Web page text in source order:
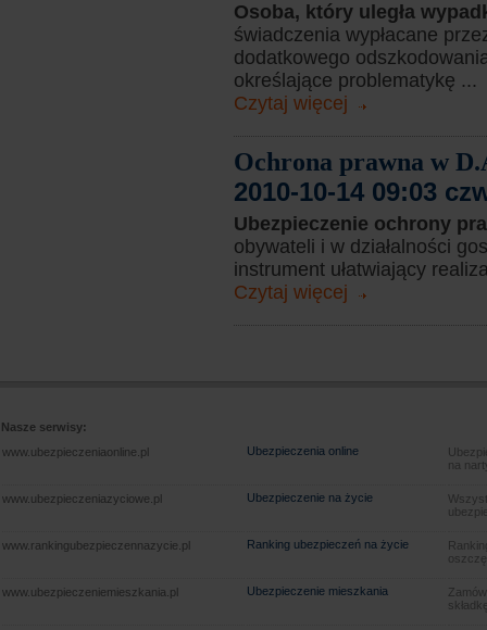
Osoba, który uległa
świadczenia wypłacane
dodatkowego
określające problematykę ...
Czytaj więcej
Ochrona prawna w
2010-10-14 09:03
Ubezpieczenie ochrony
obywateli i w działalności
instrument ułatwiający
Czytaj więcej
Nasze serwisy:
www.ubezpieczeniaonline.pl
Ubezpieczenia online
na
www.ubezpieczeniazyciowe.pl Ubezpieczenie na życie
www.rankingubezpieczennazycie.pl Ranking ubezpieczeń na życie
www.ubezpieczeniemieszkania.pl Ubezpieczenie mieszkania